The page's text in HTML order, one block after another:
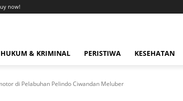
now!
HUKUM & KRIMINAL PERISTIWA KESEHATAN
di Pelabuhan Pelindo Ciwandan Meluber